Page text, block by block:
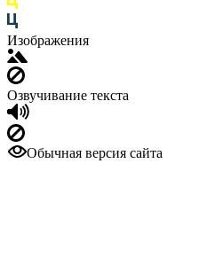
Изображения
Озвучивание текста
Обычная версия сайта